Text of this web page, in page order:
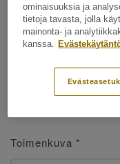
Toimenkuva *
ominaisuuksia ja
tietoja tavasta, jolla
mainonta- ja
kanssa.